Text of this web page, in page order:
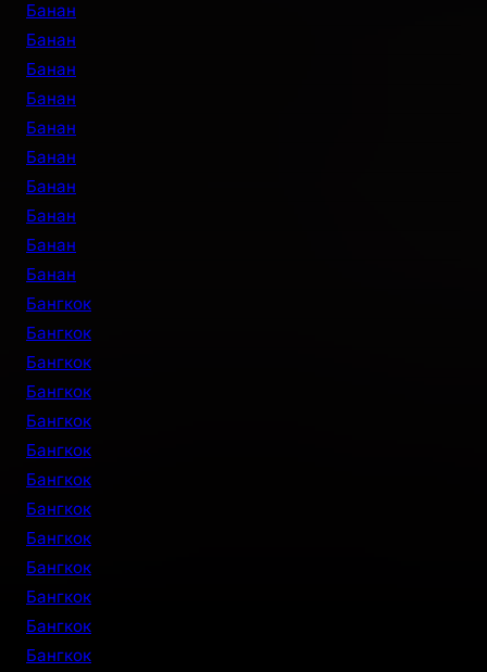
Банан
Банан
Банан
Банан
Банан
Банан
Банан
Банан
Банан
Банан
Бангкок
Бангкок
Бангкок
Бангкок
Бангкок
Бангкок
Бангкок
Бангкок
Бангкок
Бангкок
Бангкок
Бангкок
Бангкок